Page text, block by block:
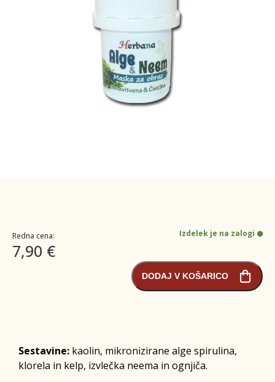
Redna cena:
7,90 €
Izdelek je na zalogi
DODAJ V KOŠARICO
Sestavine: kaolin, mikronizirane alge spirulina,
klorela in kelp, izvlečka neema in ognjiča.